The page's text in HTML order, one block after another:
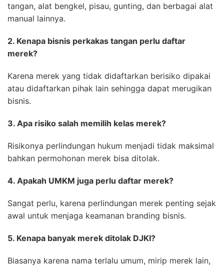
tangan, alat bengkel, pisau, gunting, dan berbagai alat
manual lainnya.
2. Kenapa bisnis perkakas tangan perlu daftar
merek?
Karena merek yang tidak didaftarkan berisiko dipakai
atau didaftarkan pihak lain sehingga dapat merugikan
bisnis.
3. Apa risiko salah memilih kelas merek?
Risikonya perlindungan hukum menjadi tidak maksimal
bahkan permohonan merek bisa ditolak.
4. Apakah UMKM juga perlu daftar merek?
Sangat perlu, karena perlindungan merek penting sejak
awal untuk menjaga keamanan branding bisnis.
5. Kenapa banyak merek ditolak DJKI?
Biasanya karena nama terlalu umum, mirip merek lain,